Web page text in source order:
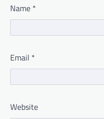
Name *
Email *
Website